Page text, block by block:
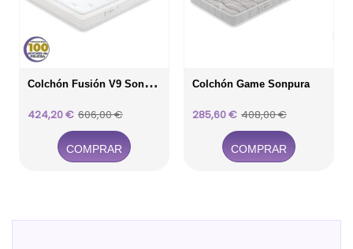
C
Olchón Fusión V9 Sonpura
Precio
424,20 €Precio
base
606,00 €
COMPRAR
Colchón Game Sonpura
Precio
285,60 €Precio
base
408,00 €
COMPRAR